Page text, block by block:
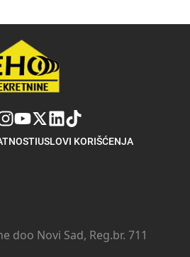
USLOVI KORIŠĆENJA
doo Novi Sad, Reg.br. 711